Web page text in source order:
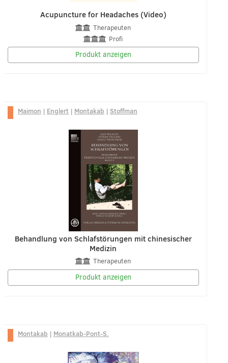
Acupuncture for Headaches (Video)
Therapeuten
Profi
Produkt anzeigen
Maimon | Englert| Montakab | Stoffman
Behandlung von Schlafstörungen mit chinesischer
Medizin
Therapeuten
Produkt anzeigen
Montakab | Monatkab-Pont-S.